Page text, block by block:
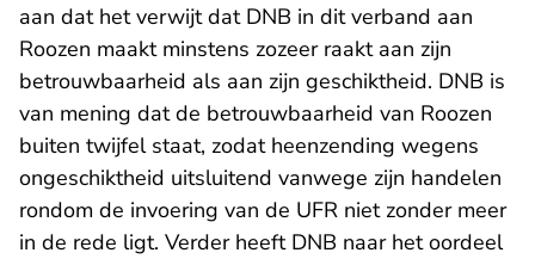
aan dat het verwijt dat DNB in dit verband aan
Roozen maakt minstens zozeer raakt aan zijn
betrouwbaarheid als aan zijn geschiktheid. DNB is
van mening dat de betrouwbaarheid van Roozen
buiten twijfel staat, zodat heenzending wegens
ongeschiktheid uitsluitend vanwege zijn handelen
rondom de invoering van de UFR niet zonder meer
in de rede ligt. Verder heeft DNB naar het oordeel